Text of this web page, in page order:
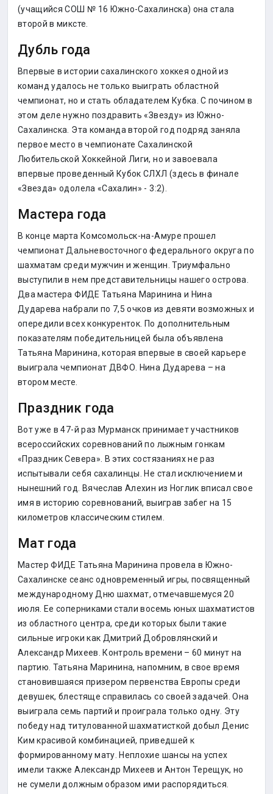
(учащийся СОШ № 16 Южно-Сахалинска) она стала
второй в миксте.
Дубль года
Впервые в истории сахалинского хоккея одной из
команд удалось не только выиграть областной
чемпионат, но и стать обладателем Кубка. С почином в
этом деле нужно поздравить «Звезду» из Южно-
Сахалинска. Эта команда второй год подряд заняла
первое место в чемпионате Сахалинской
Любительской Хоккейной Лиги, но и завоевала
впервые проведенный Кубок СЛХЛ (здесь в финале
«Звезда» одолела «Сахалин» - 3:2).
Мастера года
В конце марта Комсомольск-на-Амуре прошел
чемпионат Дальневосточного федерального округа по
шахматам среди мужчин и женщин. Триумфально
выступили в нем представительницы нашего острова.
Два мастера ФИДЕ Татьяна Маринина и Нина
Дударева набрали по 7,5 очков из девяти возможных и
опередили всех конкуренток. По дополнительным
показателям победительницей была объявлена
Татьяна Маринина, которая впервые в своей карьере
выиграла чемпионат ДВФО. Нина Дударева – на
втором месте.
Праздник года
Вот уже в 47-й раз Мурманск принимает участников
всероссийских соревнований по лыжным гонкам
«Праздник Севера». В этих состязаниях не раз
испытывали себя сахалинцы. Не стал исключением и
нынешний год. Вячеслав Алехин из Ноглик вписал свое
имя в историю соревнований, выиграв забег на 15
километров классическим стилем.
Мат года
Мастер ФИДЕ Татьяна Маринина провела в Южно-
Сахалинске сеанс одновременный игры, посвященный
международному Дню шахмат, отмечавшемуся 20
июля. Ее соперниками стали восемь юных шахматистов
из областного центра, среди которых были такие
сильные игроки как Дмитрий Добровлянский и
Александр Михеев. Контроль времени – 60 минут на
партию. Татьяна Маринина, напомним, в свое время
становившаяся призером первенства Европы среди
девушек, блестяще справилась со своей задачей. Она
выиграла семь партий и проиграла только одну. Эту
победу над титулованной шахматисткой добыл Денис
Ким красивой комбинацией, приведшей к
формированному мату. Неплохие шансы на успех
имели также Александр Михеев и Антон Терещук, но
не сумели должным образом ими распорядиться.